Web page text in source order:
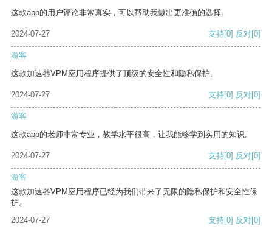
这款app的用户评论非常真实，可以帮助我做出更准确的选择。
2024-07-27 支持[0] 反对[0]
游客
这款加速器VPM应用程序提供了顶级的安全性和隐私保护。
2024-07-27 支持[0] 反对[0]
游客
这款app的老师非常专业，教学水平很高，让我能够学到实用的知识。
2024-07-27 支持[0] 反对[0]
游客
这款加速器VPM应用程序已经为我们带来了无限的隐私保护和安全性保
护。
2024-07-27
支持[0] 反对[0]